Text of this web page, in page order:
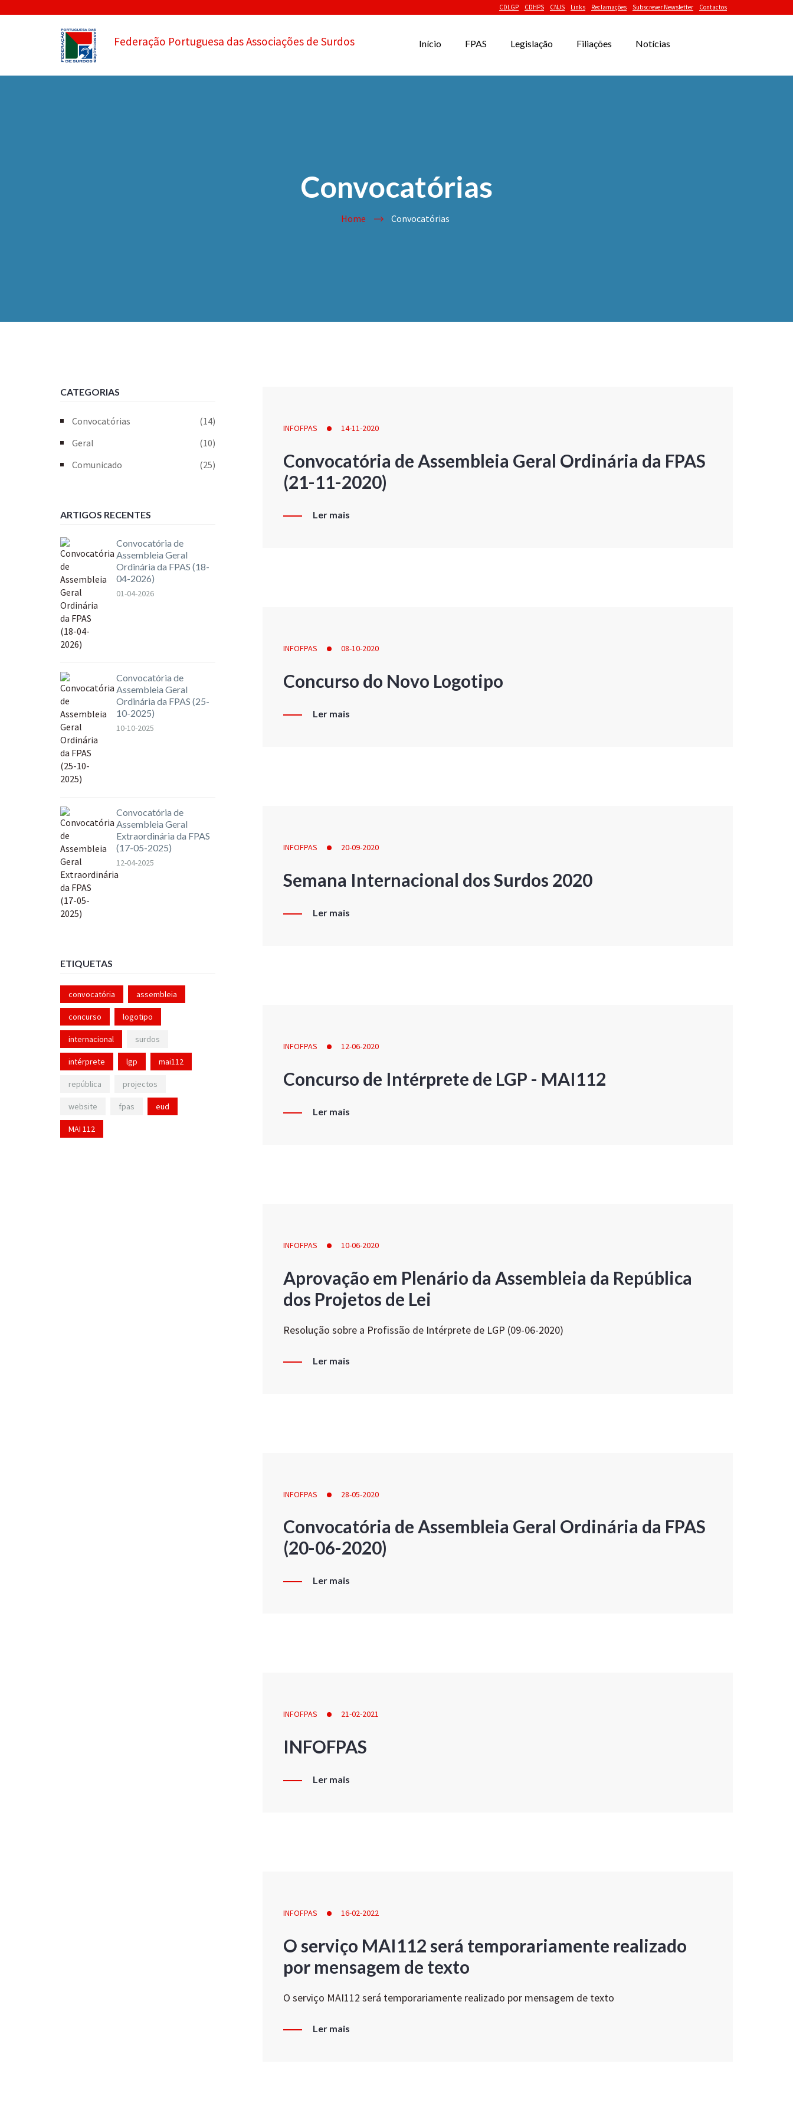
CDLGP CDHPS CNJS Links Reclamações Subscrever Newsletter Contactos
Federação Portuguesa das Associações de Surdos Início FPAS Legislação Filiações Notícias
Convocatórias
Home Convocatórias
INFOFPAS 14-11-2020
Convocatória de Assembleia Geral Ordinária da FPAS
(21-11-2020)
Ler mais
INFOFPAS 08-10-2020
Concurso do Novo Logotipo
Ler mais
INFOFPAS 20-09-2020
Semana Internacional dos Surdos 2020
Ler mais
INFOFPAS 12-06-2020
Concurso de Intérprete de LGP - MAI112
Ler mais
INFOFPAS 10-06-2020
Aprovação em Plenário da Assembleia da República
dos Projetos de Lei
Resolução sobre a Profissão de Intérprete de LGP (09-06-2020)
Ler mais
INFOFPAS 28-05-2020
Convocatória de Assembleia Geral Ordinária da FPAS
(20-06-2020)
Ler mais
INFOFPAS 21-02-2021
INFOFPAS
Ler mais
INFOFPAS 16-02-2022
O serviço MAI112 será temporariamente realizado
por mensagem de texto
O serviço MAI112 será temporariamente realizado por mensagem de texto
Ler mais
CATEGORIAS
Convocatórias
(14)
Geral
(10)
Comunicado
(25)
ARTIGOS RECENTES
Convocatória de
Assembleia Geral
Ordinária da FPAS (18-
04-2026)
01-04-2026
Convocatória de
Assembleia Geral
Ordinária da FPAS (25-
10-2025)
10-10-2025
Convocatória de
Assembleia Geral
Extraordinária da FPAS
(17-05-2025)
12-04-2025
ETIQUETAS
convocatória assembleia
concurso logotipo
internacional surdos
intérprete lgp mai112
república projectos
website fpas eud
MAI 112